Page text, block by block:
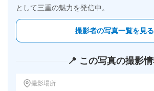
として三重の魅力を発信中。
撮影者の写真一覧を見る
📍 この写真の撮影
撮影場所